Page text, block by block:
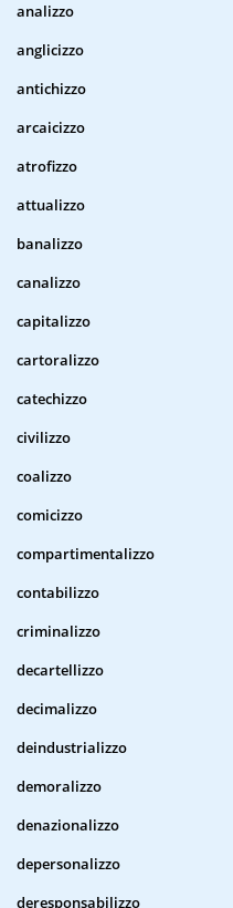
analizzo
anglicizzo
antichizzo
arcaicizzo
atrofizzo
attualizzo
banalizzo
canalizzo
capitalizzo
cartoralizzo
catechizzo
civilizzo
coalizzo
comicizzo
compartimentalizzo
contabilizzo
criminalizzo
decartellizzo
decimalizzo
deindustrializzo
demoralizzo
denazionalizzo
depersonalizzo
deresponsabilizzo